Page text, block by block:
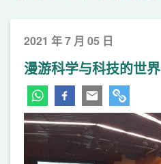
2021 年 7 月 05 日
漫游科学与科技的世界